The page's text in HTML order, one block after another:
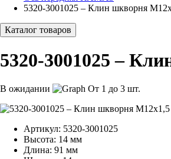
5320-3001025 – Клин шкворня
Каталог товаров
5320-3001025 –
В ожидании От 1 до 3 шт.
Артикул: 5320-3001025
Высота: 14 мм
Длина: 91 мм